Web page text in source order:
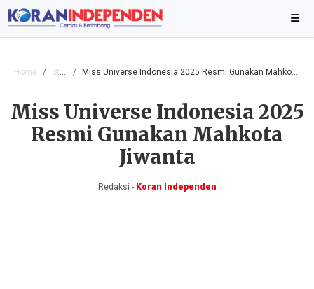
Home Style Miss Universe Indonesia 2025 Resmi Gunakan Mahkota Jiwanta
Miss Universe Indonesia 2025
Resmi Gunakan Mahkota
Jiwanta
Redaksi -Koran Independen